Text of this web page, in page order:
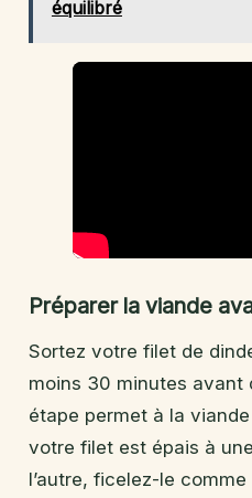
équilibré
Préparer la viande
Sortez votre filet de
moins 30 minutes avant
étape permet à la
votre filet est épais à
l’autre, ficelez-le